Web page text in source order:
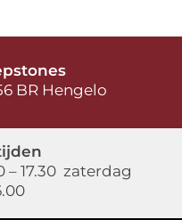
BR Hengelo
17.30 zaterdag